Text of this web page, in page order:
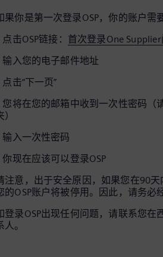
i
d
e
a
y
V
i
果你是第一次登录OSP，你的账户需
点击OSP链接： 首次登录One Supplier
输入您的电子邮件地址
点击“下一页”
您将在您的邮箱中收到一次性密码（
）
输入一次性密码
你现在应该可以登录OSP
注意，出于安全原因，如果您在90天
的OSP账户将被停用。因此，请务必
登录OSP出现任何问题，请联系您在
人。